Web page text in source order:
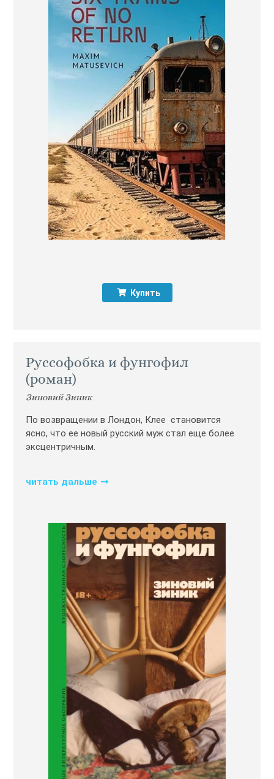
Купить
Руссофобка и фунгофил
(роман)
Зиновий Зиник
По возвращении в Лондон, Клее становится
ясно, что ee новый русский муж стал еще более
эксцентричным.
читать дальше